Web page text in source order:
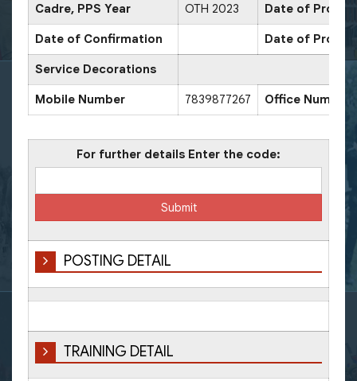
Cadre, PPS Year OTH 2023 Date of
Date of Confirmation Date of
Service Decorations
Mobile Number 7839877267 Office Number
For further details Enter the code:
POSTING DETAIL
TRAINING DETAIL